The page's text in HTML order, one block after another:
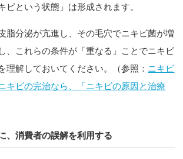
ビという状態」は形成されます。
脂分泌が亢進し、その毛穴でニキビ菌が増
、これらの条件が「重なる」ことでニキビ
理解しておいてください。（参照： ニキビ
キビの完治なら、「ニキビの原因と治療
、消費者の誤解を利用する